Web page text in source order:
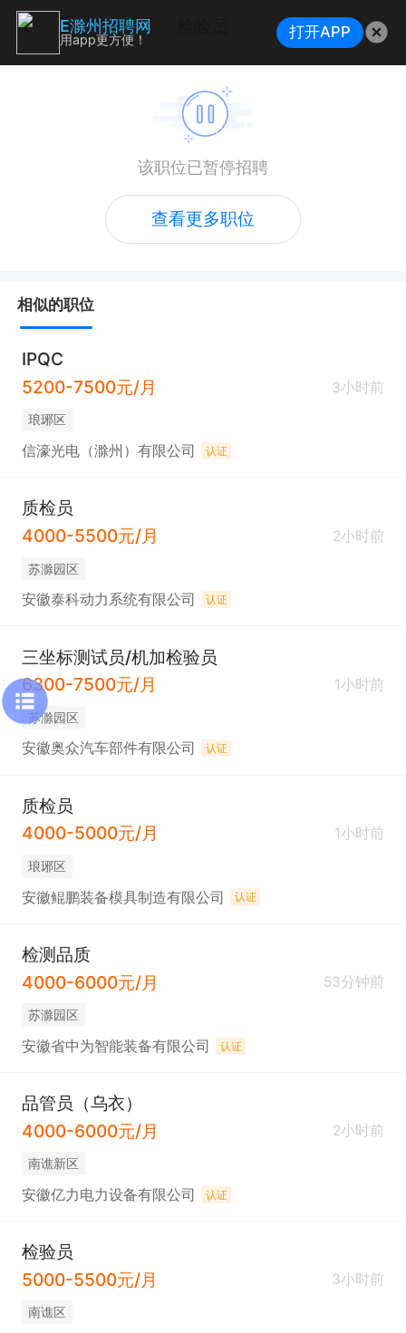
该职位已暂停招聘
查看更多职位
相似的职位
IPQC
5200-7500元/月
3小时前
琅琊区
信濠光电（滁州）有限公司 认证
质检员
4000-5500元/月
2小时前
苏滁园区
安徽泰科动力系统有限公司 认证
三坐标测试员/机加检验员
6300-7500元/月
1小时前
苏滁园区
安徽奥众汽车部件有限公司 认证
质检员
4000-5000元/月
1小时前
琅琊区
安徽鲲鹏装备模具制造有限公司 认证
检测品质
4000-6000元/月
53分钟前
苏滁园区
安徽省中为智能装备有限公司 认证
品管员（乌衣）
4000-6000元/月
2小时前
南谯新区
安徽亿力电力设备有限公司 认证
检验员
5000-5500元/月
3小时前
南谯区
E滁州招聘网
用app更方便！ 打开APP